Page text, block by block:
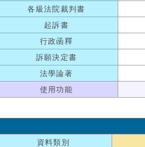
各級法院裁判書
起訴書
行政函釋
訴願決定書
法學論著
使用功能
資料類別